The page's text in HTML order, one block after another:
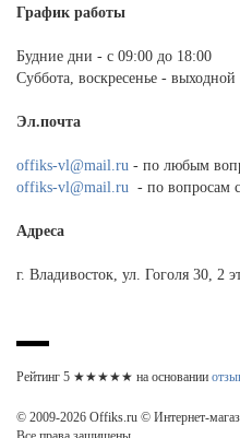
График работы
Будние дни - с 09:00 до 18:00
Суббота, воскресенье - выходной
Эл.почта
offiks-vl@mail.ru - по любым
offiks-vl@mail.ru - по вопросам
Адреса
г. Владивосток, ул. Гоголя 30, 2
Рейтинг 5 ★★★★★ на основании
© 2009-2026 Offiks.ru © Интернет-